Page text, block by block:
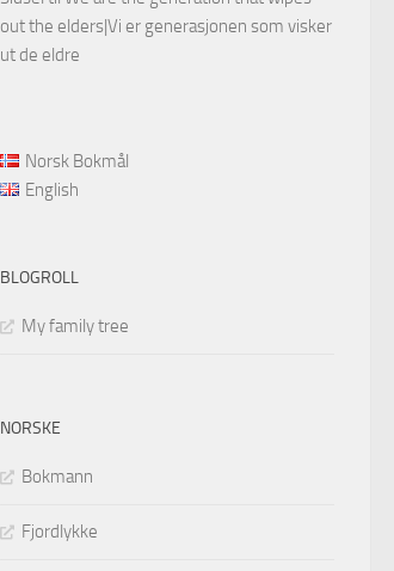
out the elders|Vi er generasjonen som visker
ut de eldre
Norsk Bokmål
English
BLOGROLL
My family tree
NORSKE
Bokmann
Fjordlykke